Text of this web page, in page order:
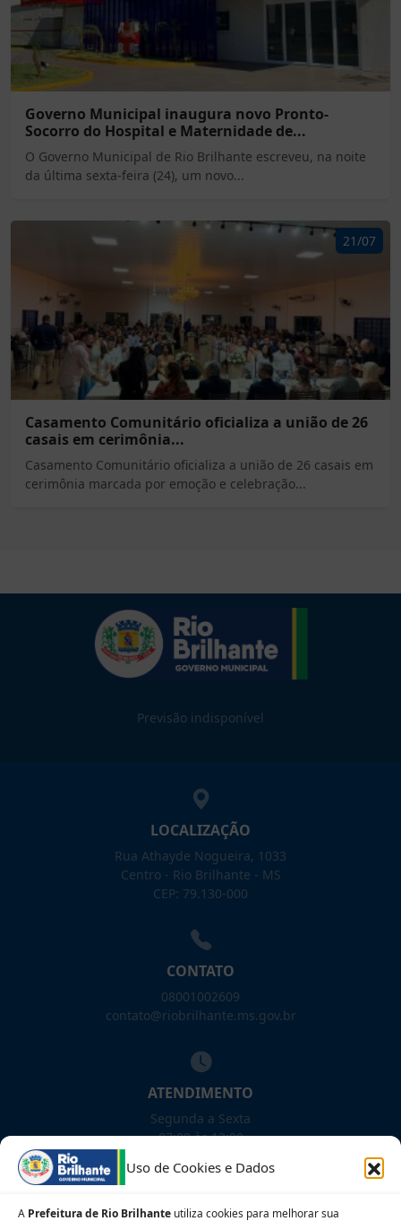
Uso de Cookies e Dados
A Prefeitura de Rio Brilhante utiliza cookies para melhorar sua
Governo Municipal inaugura novo Pronto-
Socorro do Hospital e Maternidade de...
O Governo Municipal de Rio Brilhante escreveu, na noite
da última sexta-feira (24), um novo...
21/07
Casamento Comunitário oficializa a união de 26
casais em cerimônia...
Casamento Comunitário oficializa a união de 26 casais em
cerimônia marcada por emoção e celebração...
Previsão indisponível
LOCALIZAÇÃO
Rua Athayde Nogueira, 1033
Centro - Rio Brilhante - MS
CEP: 79.130-000
CONTATO
08001002609
contato@riobrilhante.ms.gov.br
ATENDIMENTO
Segunda a Sexta
07:00 às 13:00
NOSSAS REDES!